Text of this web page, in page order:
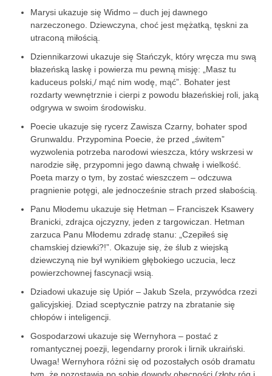
Marysi ukazuje się Widmo – duch jej dawnego
narzeczonego. Dziewczyna, choć jest mężatką, tęskni za
utraconą miłością.
Dziennikarzowi ukazuje się Stańczyk, który wręcza mu swą
błazeńską laskę i powierza mu pewną misję: „Masz tu
kaduceus polski,/ mąć nim wodę, mąć”. Bohater jest
rozdarty wewnętrznie i cierpi z powodu błazeńskiej roli, jaką
odgrywa w swoim środowisku.
Poecie ukazuje się rycerz Zawisza Czarny, bohater spod
Grunwaldu. Przypomina Poecie, że przed „świtem”
wyzwolenia potrzeba narodowi wieszcza, który wskrzesi w
narodzie siłę, przypomni jego dawną chwałę i wielkość.
Poeta marzy o tym, by zostać wieszczem – odczuwa
pragnienie potęgi, ale jednocześnie strach przed słabością.
Panu Młodemu ukazuje się Hetman – Franciszek Ksawery
Branicki, zdrajca ojczyzny, jeden z targowiczan. Hetman
zarzuca Panu Młodemu zdradę stanu: „Czepiłeś się
chamskiej dziewki?!”. Okazuje się, że ślub z wiejską
dziewczyną nie był wynikiem głębokiego uczucia, lecz
powierzchownej fascynacji wsią.
Dziadowi ukazuje się Upiór – Jakub Szela, przywódca rzezi
galicyjskiej. Dziad sceptycznie patrzy na zbratanie się
chłopów i inteligencji.
Gospodarzowi ukazuje się Wernyhora – postać z
romantycznej poezji, legendarny prorok i lirnik ukraiński.
Uwaga! Wernyhora różni się od pozostałych osób dramatu
tym, że pozostawia po sobie dowody obecności (złoty róg i